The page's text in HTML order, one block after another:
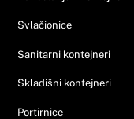
Svlačionice
Sanitarni kontejneri
Skladišni kontejneri
Portirnice